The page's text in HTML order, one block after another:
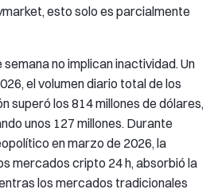
esto solo es parcialmente
semana no implican inactividad. Un
el volumen diario total de los
superó los 814 millones de dólares,
unos 127 millones. Durante
en marzo de 2026, la
mercados cripto 24 h, absorbió la
los mercados tradicionales